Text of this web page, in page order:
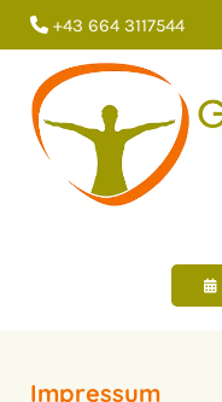
 +43 664 3117544
Impressum